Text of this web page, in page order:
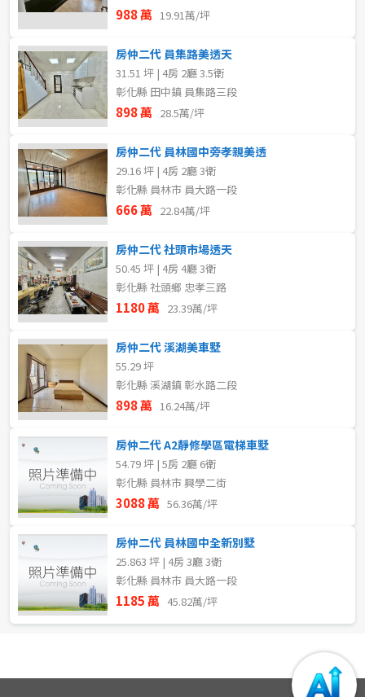
988 萬 19.91萬/坪
房仲二代 員集路美透天
31.51 坪 | 4房 2廳 3.5衛
彰化縣 田中鎮 員集路三段
898 萬 28.5萬/坪
房仲二代 員林國中旁孝親美透
29.16 坪 | 4房 2廳 3衛
彰化縣 員林市 員大路一段
666 萬 22.84萬/坪
房仲二代 社頭市場透天
50.45 坪 | 4房 4廳 3衛
彰化縣 社頭鄉 忠孝三路
1180 萬 23.39萬/坪
房仲二代 溪湖美車墅
55.29 坪
彰化縣 溪湖鎮 彰水路二段
898 萬 16.24萬/坪
房仲二代 A2靜修學區電梯車墅
54.79 坪 | 5房 2廳 6衛
彰化縣 員林市 興學二街
3088 萬 56.36萬/坪
房仲二代 員林國中全新別墅
25.863 坪 | 4房 3廳 3衛
彰化縣 員林市 員大路一段
1185 萬 45.82萬/坪